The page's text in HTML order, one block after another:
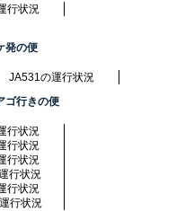
行状況
発の便
JA531の運行状況
ゴ行きの便
行状況
行状況
行状況
行状況
行状況
行状況